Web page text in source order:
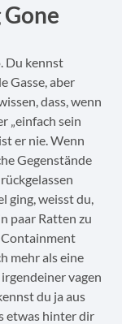
Du kennst
Gasse, aber
dass, wenn
„einfach sein
er nie. Wenn
Gegenstände
ging, weisst du,
paar Ratten zu
Containment
mehr als eine
vagen
du ja aus
etwas hinter dir